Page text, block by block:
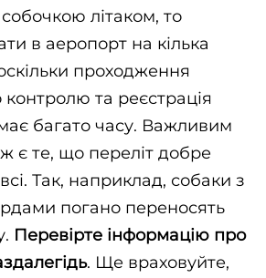
літаком, то
в аеропорт на кілька
проходження
та реєстрація
багато часу. Важливим
є те, що переліт добре
Так, наприклад, собаки з
погано переносять
Перевірте інформацію про
. Ще враховуйте,